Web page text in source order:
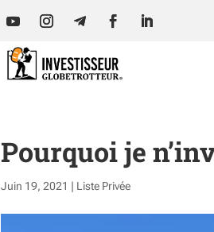
Pourquoi je
Juin 19, 2021 | Liste Privée